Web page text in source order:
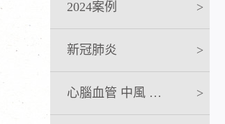
2024案例 >
新冠肺炎 >
心腦血管 中風 急救 >